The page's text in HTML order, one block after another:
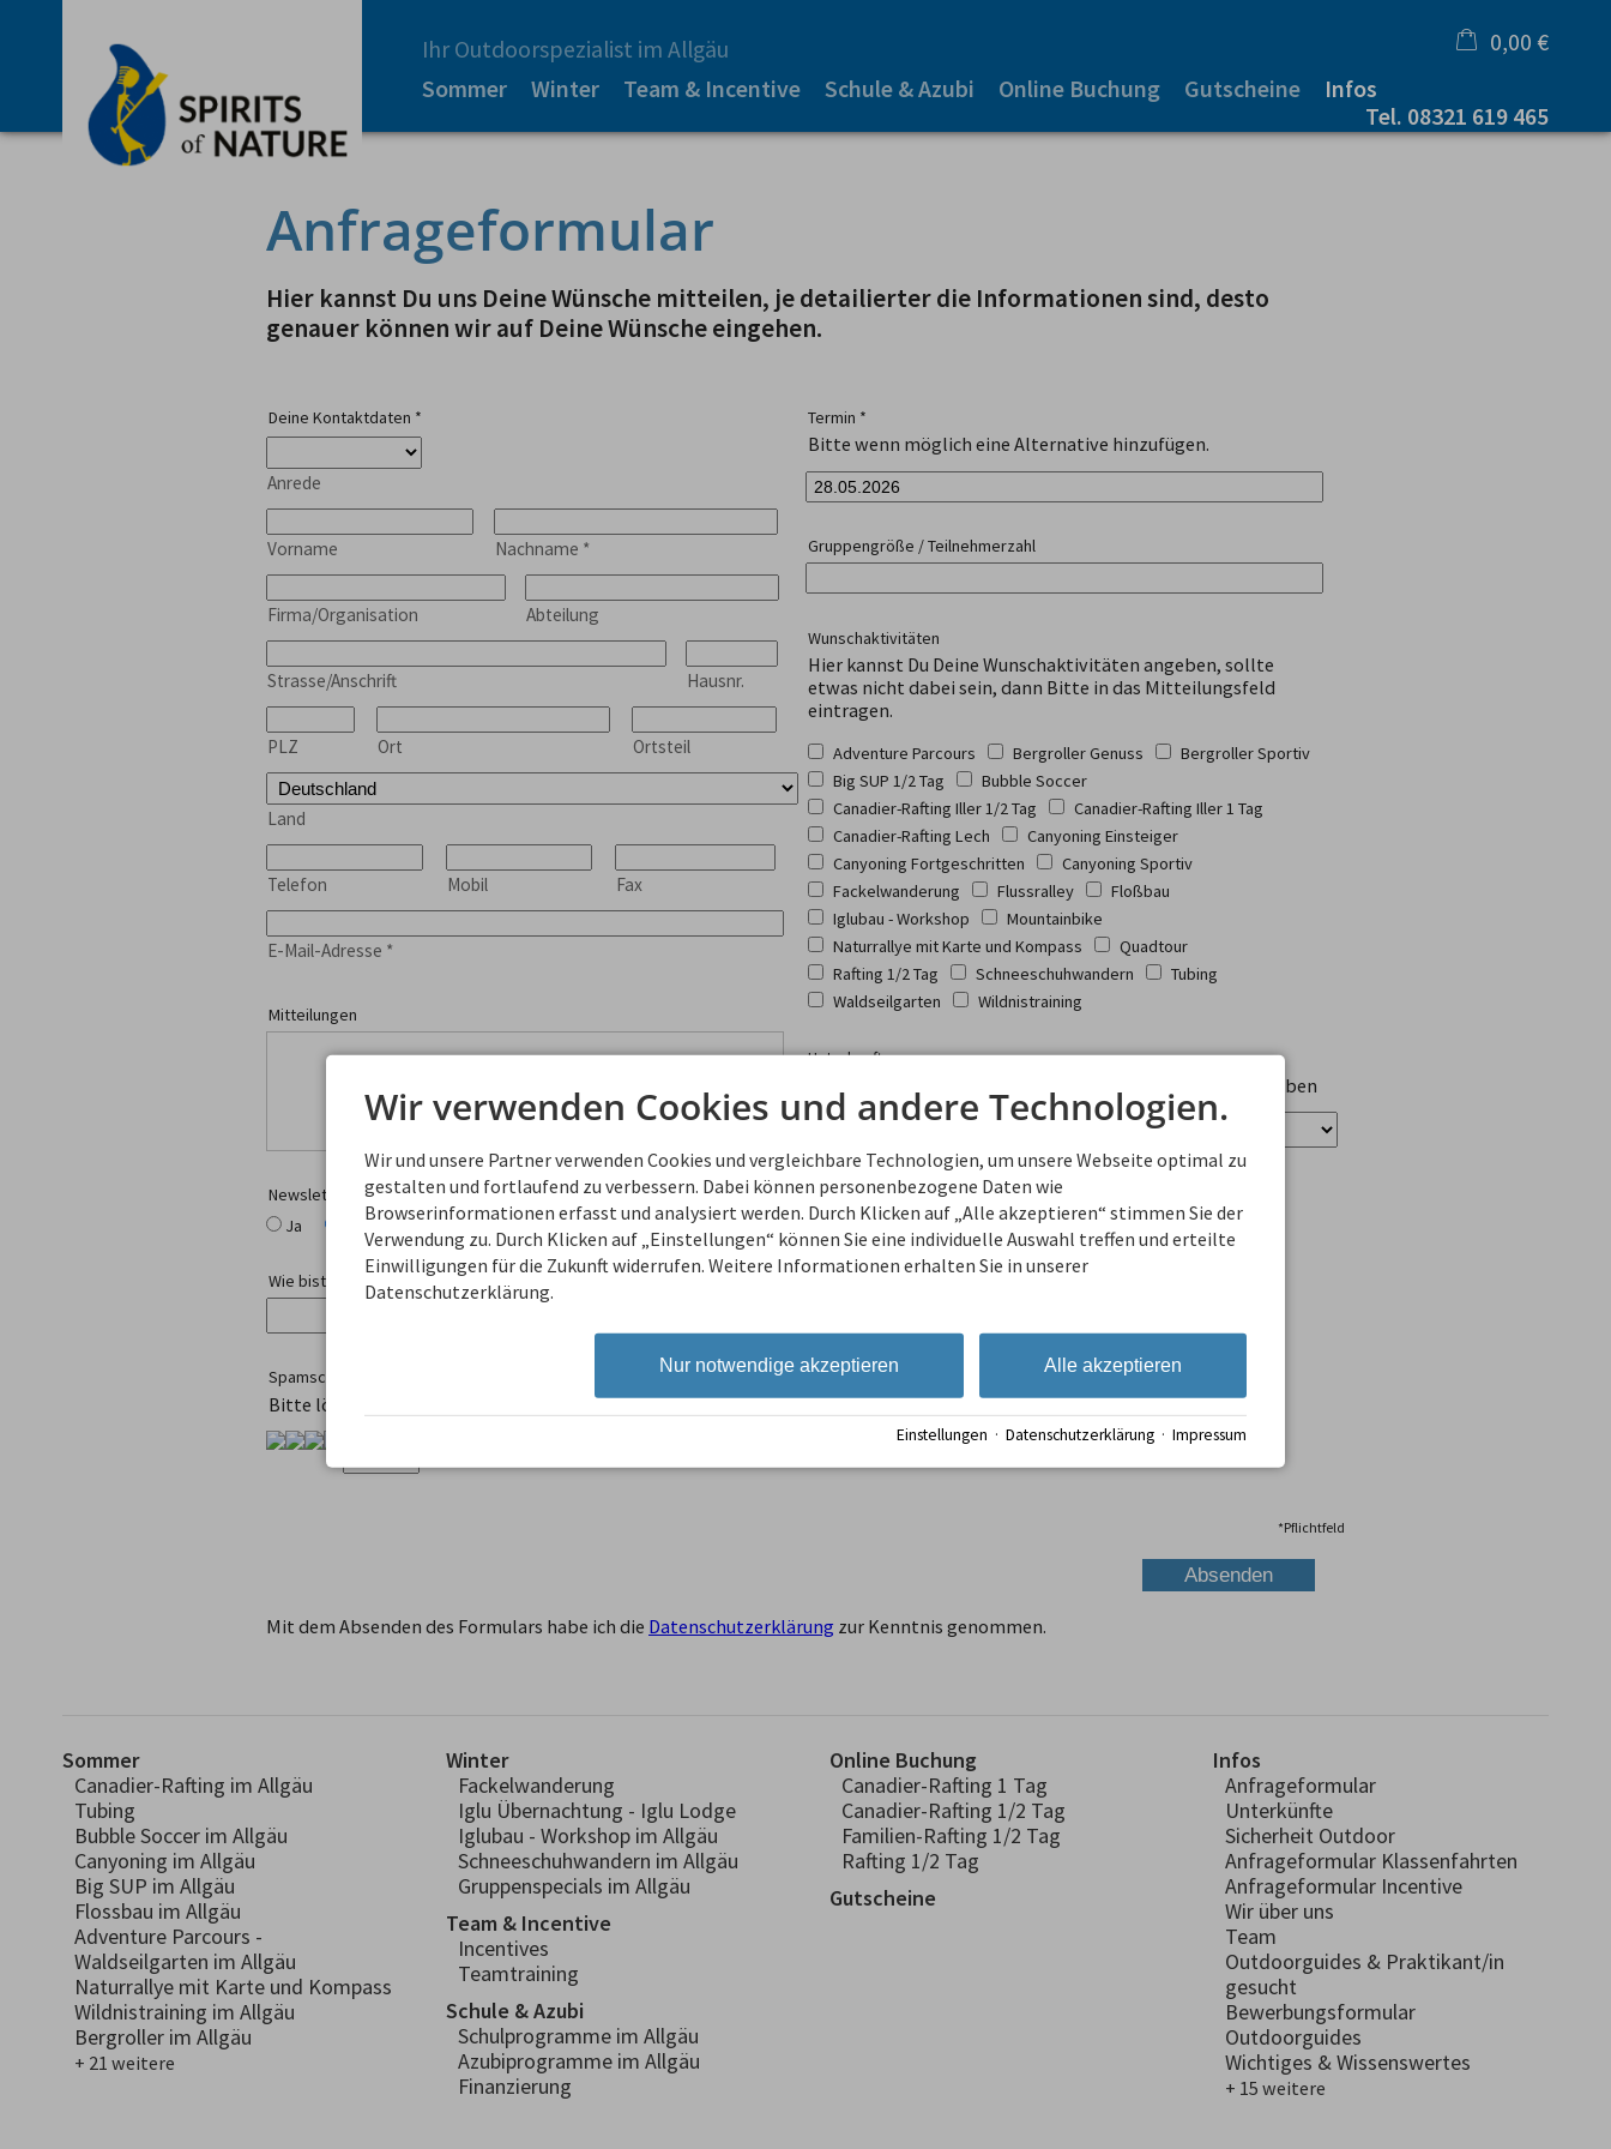
Ihr Outdoorspezialist im Allgäu
Sommer
Winter Team & Incentive Schule & Azubi Online Buchung Gutscheine
Infos
Tel. 08321 619 465
0,00 €
Warenkorb ist leer
Anfrageformular
Hier kannst Du uns Deine Wünsche mitteilen, je detailierter die Informationen sind, desto
genauer können wir auf Deine Wünsche eingehen.
Deine Kontaktdaten *
Anrede
Vorname Nachname *
Firma/Organisation Abteilung
Strasse/Anschrift Hausnr.
PLZ Ort Ortsteil
Land
Telefon Mobil Fax
E-Mail-Adresse *
Mitteilungen
Newsletter-Anmeldung
Ja
Nein
Wie bist Du auf uns gekommen?
Spamschutz
Bitte löse diese kleine Rechenaufgabe
Termin *
Bitte wenn möglich eine Alternative hinzufügen.
Gruppengröße / Teilnehmerzahl
Wunschaktivitäten
Hier kannst Du Deine Wunschaktivitäten angeben, sollte
etwas nicht dabei sein, dann Bitte in das Mitteilungsfeld
eintragen.
Adventure Parcours Bergroller Genuss
Bergroller Sportiv
Big SUP 1/2 Tag
Bubble Soccer
Canadier-Rafting Iller 1/2 Tag
Canadier-Rafting Iller 1 Tag
Canadier-Rafting Lech
Canyoning Einsteiger
Canyoning Fortgeschritten
Canyoning Sportiv
Fackelwanderung
Flussralley
Floßbau
Iglubau - Workshop
Mountainbike
Naturrallye mit Karte und Kompass
Quadtour
Rafting 1/2 Tag
Schneeschuhwandern
Tubing
Waldseilgarten
Wildnistraining
Unterkunft
Wir können euch gerne Empfehlungen zu Unterkünften geben
*Pflichtfeld
Mit dem Absenden des Formulars habe ich die Datenschutzerklärung zur Kenntnis genommen.
Sommer
Canadier-Rafting im Allgäu
Tubing
Bubble Soccer im Allgäu
Canyoning im Allgäu
Big SUP im Allgäu
Flossbau im Allgäu
Adventure Parcours -
Waldseilgarten im Allgäu
Naturrallye mit Karte und Kompass
Wildnistraining im Allgäu
Bergroller im Allgäu
+ 21 weitere
Winter
Fackelwanderung
Iglu Übernachtung - Iglu Lodge
Iglubau - Workshop im Allgäu
Schneeschuhwandern im Allgäu
Gruppenspecials im Allgäu
Team & Incentive
Incentives
Teamtraining
Schule & Azubi
Schulprogramme im Allgäu
Azubiprogramme im Allgäu
Finanzierung
Online Buchung
Canadier-Rafting 1 Tag
Canadier-Rafting 1/2 Tag
Familien-Rafting 1/2 Tag
Rafting 1/2 Tag
Gutscheine
Infos
Anfrageformular
Unterkünfte
Sicherheit Outdoor
Anfrageformular Klassenfahrten
Anfrageformular Incentive
Wir über uns
Team
Outdoorguides & Praktikant/in
gesucht
Bewerbungsformular
Outdoorguides
Wichtiges & Wissenswertes
+ 15 weitere
Wir verwenden Cookies und andere Technologien.
Wir und unsere Partner verwenden Cookies und vergleichbare Technologien, um unsere Webseite optimal zu
gestalten und fortlaufend zu verbessern. Dabei können personenbezogene Daten wie
Browserinformationen erfasst und analysiert werden. Durch Klicken auf „Alle akzeptieren“ stimmen Sie der
Verwendung zu. Durch Klicken auf „Einstellungen“ können Sie eine individuelle Auswahl treffen und erteilte
Einwilligungen für die Zukunft widerrufen. Weitere Informationen erhalten Sie in unserer
Datenschutzerklärung.
Alle akzeptieren
Nur notwendige akzeptieren
Einstellungen · Datenschutzerklärung · Impressum